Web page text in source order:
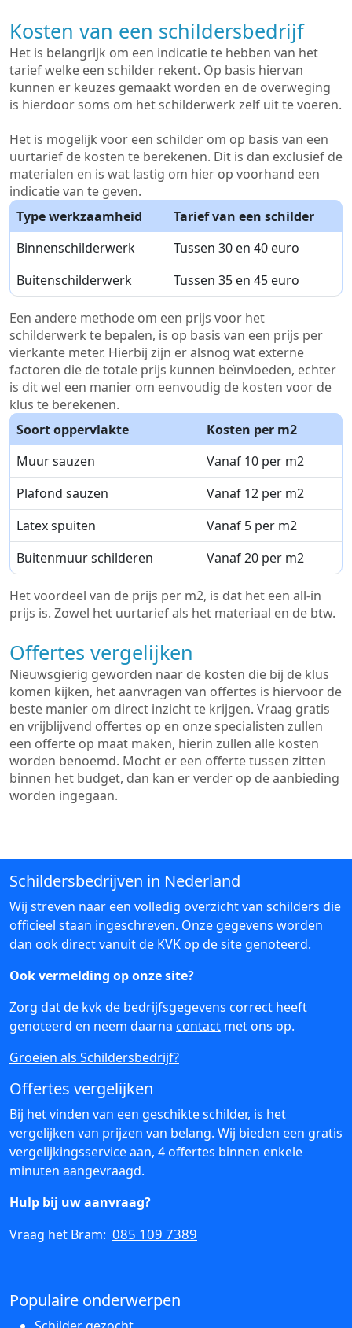
Kosten van een schildersbedrijf
Het is belangrijk om een indicatie te hebben van het
tarief welke een schilder rekent. Op basis hiervan
kunnen er keuzes gemaakt worden en de overweging
is hierdoor soms om het schilderwerk zelf uit te voeren.
Het is mogelijk voor een schilder om op basis van een
uurtarief de kosten te berekenen. Dit is dan exclusief de
materialen en is wat lastig om hier op voorhand een
indicatie van te geven.
Type werkzaamheid
Tarief van een schilder
Binnenschilderwerk
Tussen 30 en 40 euro
Buitenschilderwerk
Tussen 35 en 45 euro
Een andere methode om een prijs voor het
schilderwerk te bepalen, is op basis van een prijs per
vierkante meter. Hierbij zijn er alsnog wat externe
factoren die de totale prijs kunnen beïnvloeden, echter
is dit wel een manier om eenvoudig de kosten voor de
klus te berekenen.
Soort oppervlakte
Kosten per m2
Muur sauzen
Vanaf 10 per m2
Plafond sauzen
Vanaf 12 per m2
Latex spuiten
Vanaf 5 per m2
Buitenmuur schilderen
Vanaf 20 per m2
Het voordeel van de prijs per m2, is dat het een all-in
prijs is. Zowel het uurtarief als het materiaal en de btw.
Offertes vergelijken
Nieuwsgierig geworden naar de kosten die bij de klus
komen kijken, het aanvragen van offertes is hiervoor de
beste manier om direct inzicht te krijgen. Vraag gratis
en vrijblijvend offertes op en onze specialisten zullen
een offerte op maat maken, hierin zullen alle kosten
worden benoemd. Mocht er een offerte tussen zitten
binnen het budget, dan kan er verder op de aanbieding
worden ingegaan.
Schildersbedrijven in Nederland
Wij streven naar een volledig overzicht van schilders die
officieel staan ingeschreven. Onze gegevens worden
dan ook direct vanuit de KVK op de site genoteerd.
Ook vermelding op onze site?
Zorg dat de kvk de bedrijfsgegevens correct heeft
genoteerd en neem daarna contact met ons op.
Groeien als Schildersbedrijf?
Offertes vergelijken
Bij het vinden van een geschikte schilder, is het
vergelijken van prijzen van belang. Wij bieden een gratis
vergelijkingsservice aan, 4 offertes binnen enkele
minuten aangevraagd.
Hulp bij uw aanvraag?
Vraag het Bram: 085 109 7389
Populaire onderwerpen